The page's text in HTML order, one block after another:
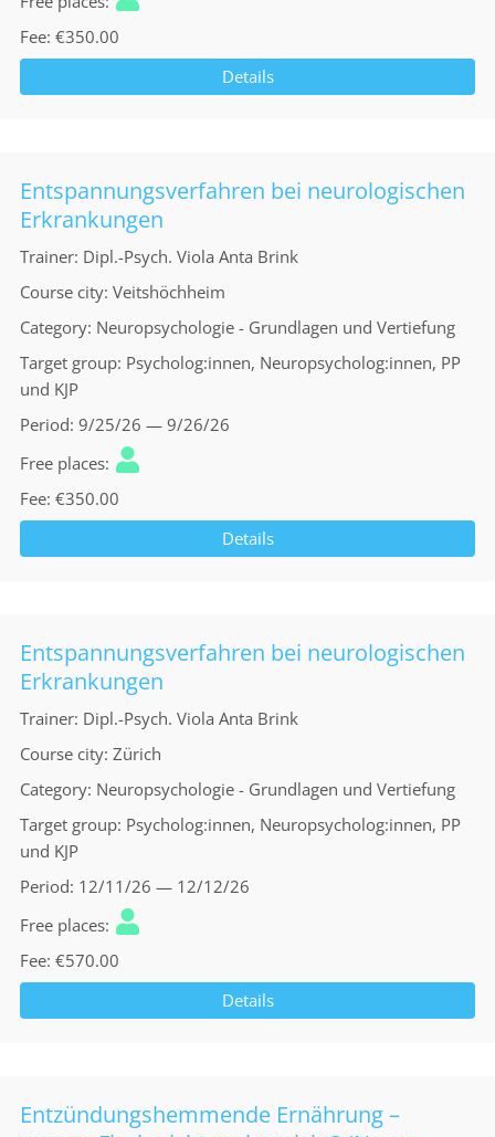
Fee €350.00
Details
Entspannungsverfahren bei neurologischen
Erkrankungen
Trainer Dipl.-Psych. Viola Anta Brink
Course city Veitshöchheim
Category Neuropsychologie - Grundlagen und Vertiefung
Target group Psycholog:innen, Neuropsycholog:innen, PP
und KJP
Period 9/25/26 — 9/26/26
Free places
Fee €350.00
Details
Entspannungsverfahren bei neurologischen
Erkrankungen
Trainer Dipl.-Psych. Viola Anta Brink
Course city Zürich
Category Neuropsychologie - Grundlagen und Vertiefung
Target group Psycholog:innen, Neuropsycholog:innen, PP
und KJP
Period 12/11/26 — 12/12/26
Free places
Fee €570.00
Details
Entzündungshemmende Ernährung –